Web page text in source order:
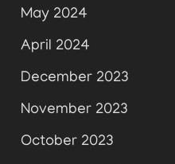
May 2024
April 2024
December 2023
November 2023
October 2023